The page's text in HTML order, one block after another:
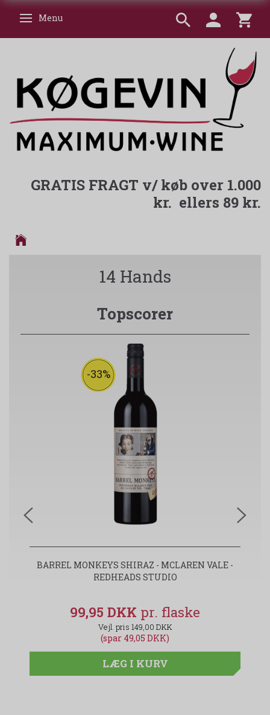
Skifte navigation
Menu
GRATIS FRAGT v/ køb over 1.000
kr. ellers 89 kr.
14 Hands
Topscorer
-33%
BARREL MONKEYS SHIRAZ - MCLAREN VALE -
REDHEADS STUDIO
99,95 DKK
149,00 DKK
(spar 49,05 DKK)
LÆG I KURV